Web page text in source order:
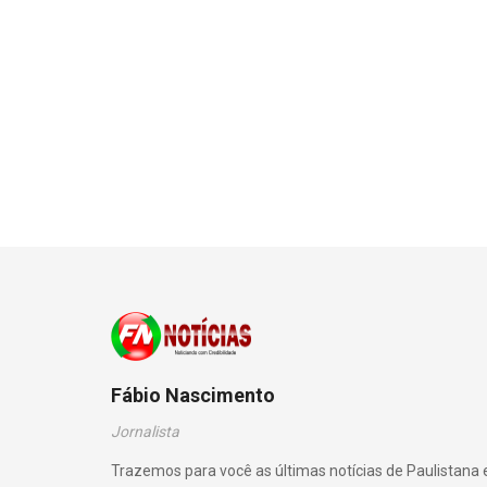
Fábio Nascimento
Jornalista
Trazemos para você as últimas notícias de Paulistana